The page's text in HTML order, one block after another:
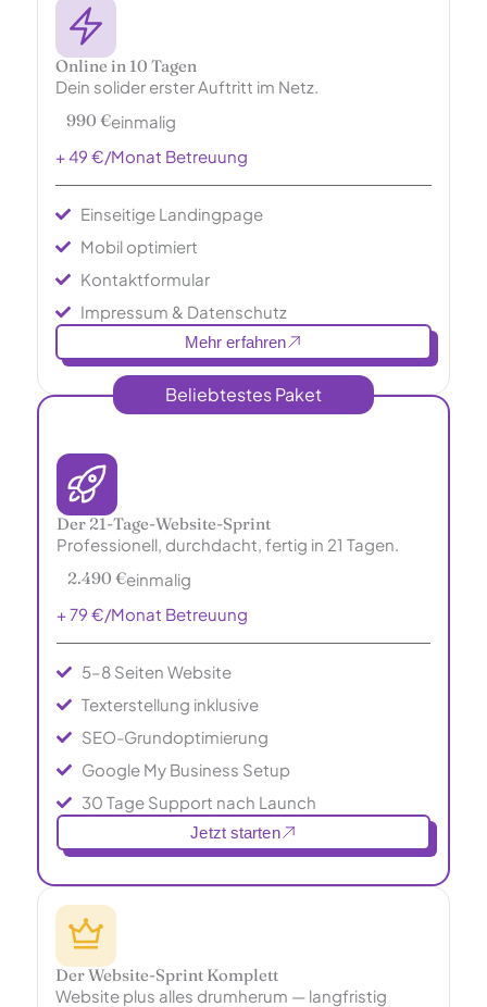
Online in 10 Tagen
Dein solider erster Auftritt im Netz.
990 €einmalig
+ 49 €/Monat Betreuung
Einseitige Landingpage
Mobil optimiert
Kontaktformular
Impressum & Datenschutz
Mehr erfahren
Beliebtestes Paket
Der 21-Tage-Website-Sprint
Professionell, durchdacht, fertig in 21 Tagen.
2.490 €einmalig
+ 79 €/Monat Betreuung
5–8 Seiten Website
Texterstellung inklusive
SEO-Grundoptimierung
Google My Business Setup
30 Tage Support nach Launch
Jetzt starten
Der Website-Sprint Komplett
Website plus alles drumherum — langfristig